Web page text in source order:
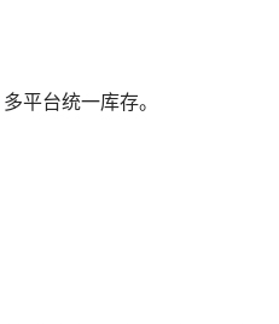
多平台统一库存。